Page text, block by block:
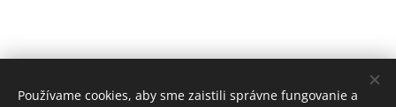
Používame cookies, aby sme zaistili správne fungovanie a